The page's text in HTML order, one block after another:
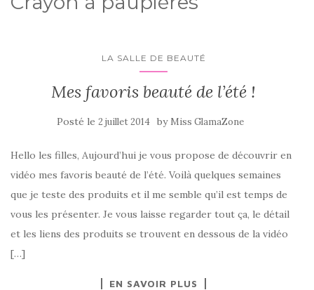
LA SALLE DE BEAUTÉ
Mes favoris beauté de l’été !
Posté le 2 juillet 2014 by Miss GlamaZone
Hello les filles, Aujourd’hui je vous propose de découvrir en
vidéo mes favoris beauté de l’été. Voilà quelques semaines
que je teste des produits et il me semble qu’il est temps de
vous les présenter. Je vous laisse regarder tout ça, le détail
et les liens des produits se trouvent en dessous de la vidéo
[…]
EN SAVOIR PLUS